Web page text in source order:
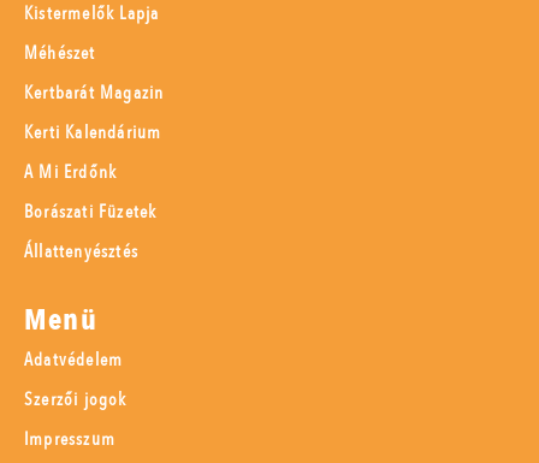
Kistermelők Lapja
Méhészet
Kertbarát Magazin
Kerti Kalendárium
A Mi Erdőnk
Borászati Füzetek
Állattenyésztés
Menü
Adatvédelem
Szerzői jogok
Impresszum